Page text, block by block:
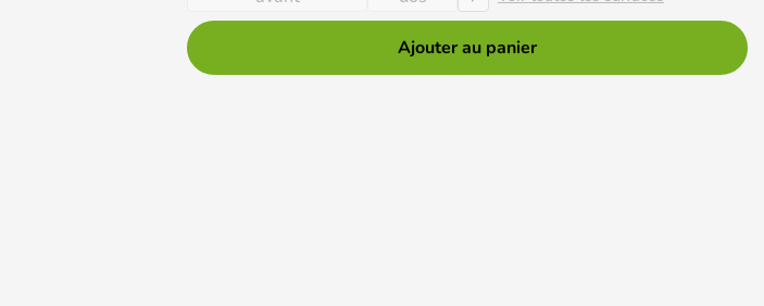
Ajouter au panier